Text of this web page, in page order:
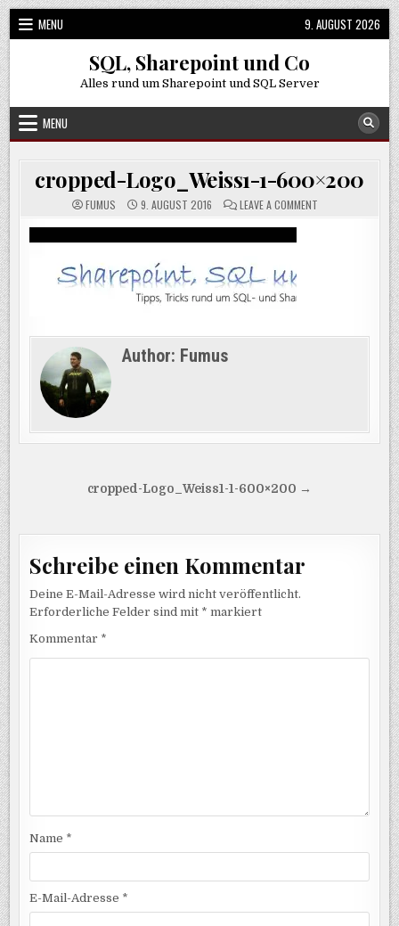
Skip
to
content
MENU 9. AUGUST 2026
SQL, Sharepoint und Co
Alles rund um Sharepoint und SQL Server
MENU
cropped-Logo_Weiss1-1-600×200
FUMUS 9. AUGUST 2016 LEAVE A COMMENT
Author: Fumus
Beitragsnavigation
cropped-Logo_Weiss1-1-600×200 →
Schreibe einen Kommentar
Deine E-Mail-Adresse wird nicht veröffentlicht.
Erforderliche Felder sind mit * markiert
Kommentar *
Name *
E-Mail-Adresse *